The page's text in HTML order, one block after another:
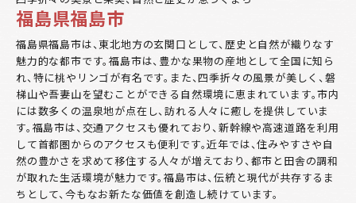
福島県福島市
福島県福島市は、東北地方の玄関口として、歴史と自然が織りなす
魅力的な都市です。福島市は、豊かな果物の産地として全国に知ら
れ、特に桃やリンゴが有名です。また、四季折々の風景が美しく、磐
梯山や吾妻山を望むことができる自然環境に恵まれています。市内
には数多くの温泉地が点在し、訪れる人々に癒しを提供していま
す。福島市は、交通アクセスも優れており、新幹線や高速道路を利用
して首都圏からのアクセスも便利です。近年では、住みやすさや自
然の豊かさを求めて移住する人々が増えており、都市と田舎の調和
が取れた生活環境が魅力です。福島市は、伝統と現代が共存するま
ちとして、今もなお新たな価値を創造し続けています。